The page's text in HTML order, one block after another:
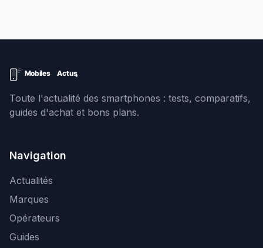
Toute l'actualité des smartphones : tests, comparatifs,
guides d'achat et bons plans.
Navigation
Actualités
Marques
Opérateurs
Guides